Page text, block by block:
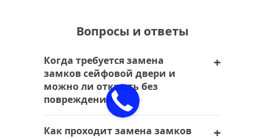
Вопросы и ответы
Когда требуется замена
замков сейфовой двери и
можно ли открыть без
повреждений?
Замена замков требуется в ситуации,
когда ключи потеряны, механизм
Как проходит замена замков